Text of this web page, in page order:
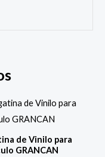
de Vinilo para
GRANCAN